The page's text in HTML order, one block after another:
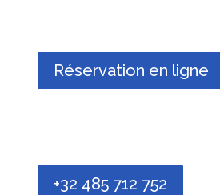
Réservation en ligne
+32 485 712 752